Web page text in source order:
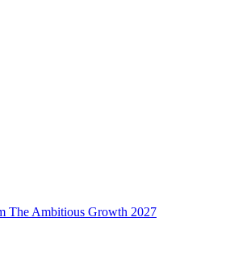
The Ambitious Growth 2027